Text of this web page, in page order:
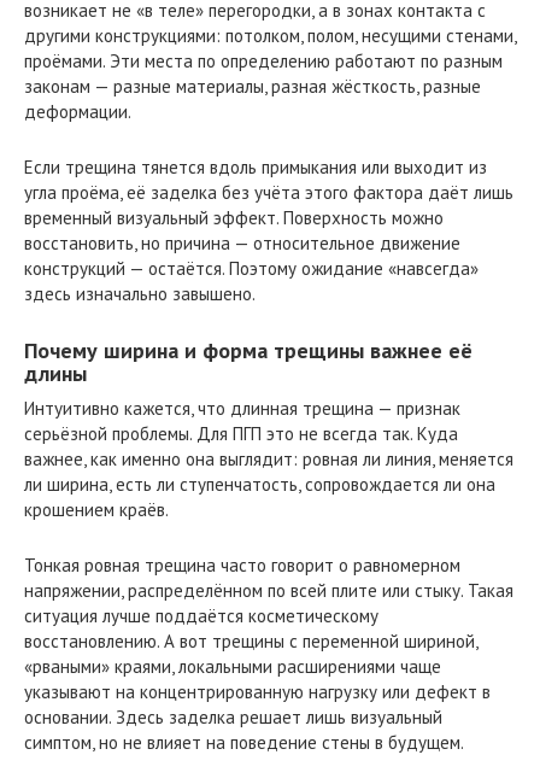
возникает не «в теле» перегородки, а в зонах контакта с
другими конструкциями: потолком, полом, несущими стенами,
проёмами. Эти места по определению работают по разным
законам — разные материалы, разная жёсткость, разные
деформации.
Если трещина тянется вдоль примыкания или выходит из
угла проёма, её заделка без учёта этого фактора даёт лишь
временный визуальный эффект. Поверхность можно
восстановить, но причина — относительное движение
конструкций — остаётся. Поэтому ожидание «навсегда»
здесь изначально завышено.
Почему ширина и форма трещины важнее её
длины
Интуитивно кажется, что длинная трещина — признак
серьёзной проблемы. Для ПГП это не всегда так. Куда
важнее, как именно она выглядит: ровная ли линия, меняется
ли ширина, есть ли ступенчатость, сопровождается ли она
крошением краёв.
Тонкая ровная трещина часто говорит о равномерном
напряжении, распределённом по всей плите или стыку. Такая
ситуация лучше поддаётся косметическому
восстановлению. А вот трещины с переменной шириной,
«рваными» краями, локальными расширениями чаще
указывают на концентрированную нагрузку или дефект в
основании. Здесь заделка решает лишь визуальный
симптом, но не влияет на поведение стены в будущем.